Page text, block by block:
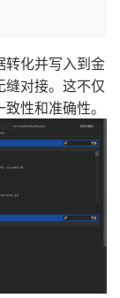
转化并写入到金
对接。这不仅
性和准确性。